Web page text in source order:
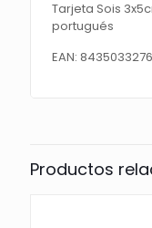
Tarjeta Sois
portugués
EAN:
Productos